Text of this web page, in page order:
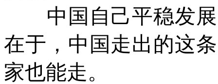
中国自己平稳发展
在于，中国走出的这
家也能走。